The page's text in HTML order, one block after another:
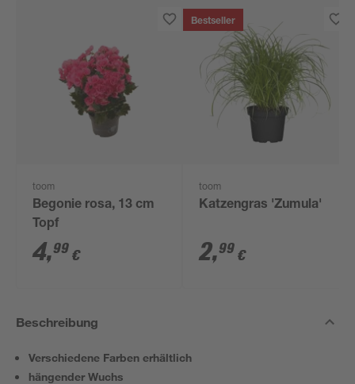
toom
Begonie rosa, 13 cm
Topf
4,99 €
Bestseller
toom
Katzengras 'Zumula'
2,99 €
Beschreibung
Verschiedene Farben erhältlich
hängender Wuchs